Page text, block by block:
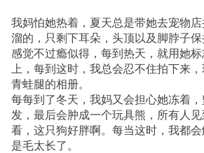
我妈怕她热着，夏天总是带她去宠物
溜的，只剩下耳朵，头顶以及脚脖子
感觉不过瘾似得，每到热天，就用她
上，每到这时，我总会忍不住拍下来
青蛙腿的相册。
每每到了冬天，我妈又会担心她冻着
发，最后会肿成一个玩具熊，所有人
看，这只狗好胖啊。每当这时，我都
是毛太长了。